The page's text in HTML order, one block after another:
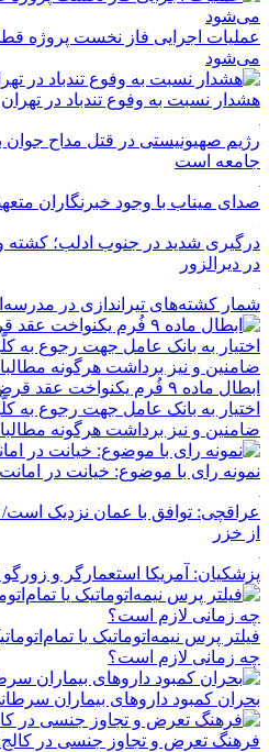
عملیات اجرایی فاز نخست پروژه
می‌شود
هشدار نسبت به وفوع تندباد در تهران
رژیم صهیونیستی در قتل مداح جوان
جامعه است
صدای میناب با وجود خبرنگاران
در دیرالزور
شمار کشته‌های تیراندازی در مدرسه‌ای در
ابطال ماده ۹ فُرم
اختیار به بانک عامل جهت رجوع
ضامنین و نیز برداشت هرگونه
نمونه رای با موضوع: خیانت در
از خزر
پزشکیان: آمریکا استعمارگر و
فیلتر پرس نیمه‌اتوماتیک یا
چه زمانی لازم است؟
بحران کمبود دارو‌های بیماران
فرهنگ تعرض و تجاوز جنسی در